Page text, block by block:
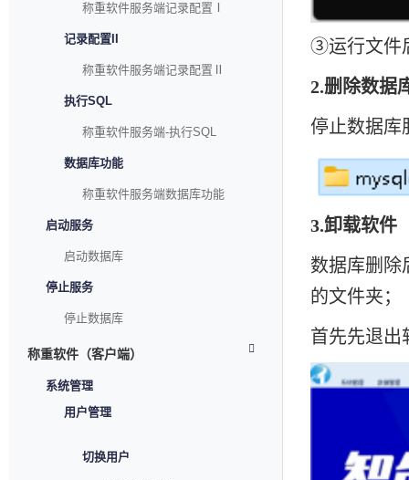
称重软件服务端记录配置Ⅰ
记录配置II
称重软件服务端记录配置Ⅱ
执行SQL
称重软件服务端-执行SQL
数据库功能
称重软件服务端数据库功能
启动服务
启动数据库
停止服务
停止数据库
称重软件（客户端）
系统管理
用户管理
切换用户
③运行文件
2.删除数据
停止数据库
3.卸载软件
数据库删除
的文件夹；
首先先退出